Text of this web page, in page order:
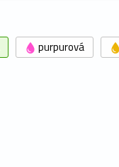
purpurová